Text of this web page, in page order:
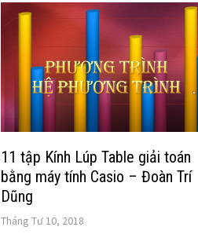
11 tập Kính Lúp Table giải toán
bằng máy tính Casio – Đoàn Trí
Dũng
Tháng Tư 10, 2018